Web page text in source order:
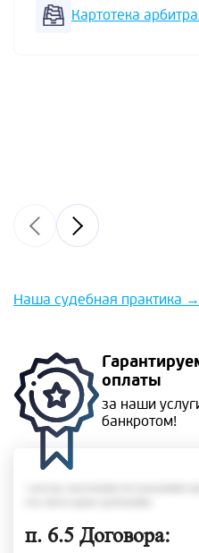
Картотека
Наша судебная практика →
оплаты
за наши
банкротом!
п. 6.5 Договора: